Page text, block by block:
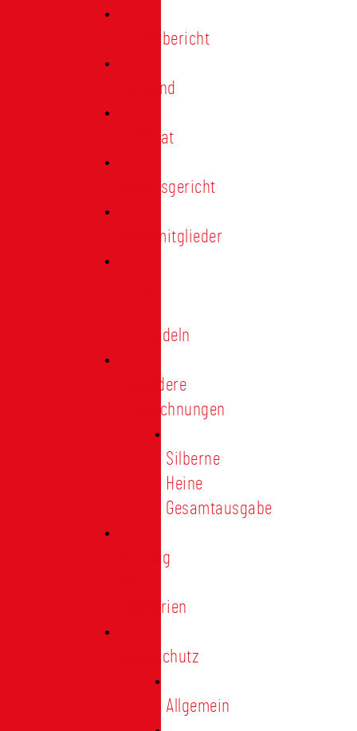
Jahresbericht
Vorstand
Ehrenrat
Schiedsgericht
Ehrenmitglieder
Treunadeln
Besondere
Auszeichnungen
Silberne
Heine
Gesamtausgabe
Satzung
Regularien
Datenschutz
Allgemein